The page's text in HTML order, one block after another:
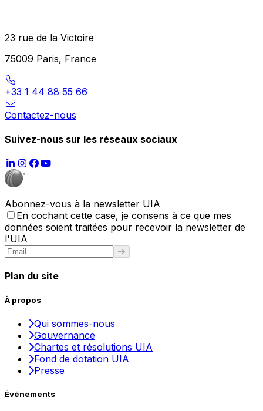
23 rue de la Victoire
75009 Paris, France
+33 1 44 88 55 66
Contactez-nous
Suivez-nous sur les réseaux sociaux
Abonnez-vous à la newsletter UIA
En cochant cette case, je consens à ce que mes
données soient traitées pour recevoir la newsletter de
l'UIA
Plan du site
À propos
Qui sommes-nous
Gouvernance
Chartes et résolutions UIA
Fond de dotation UIA
Presse
Événements